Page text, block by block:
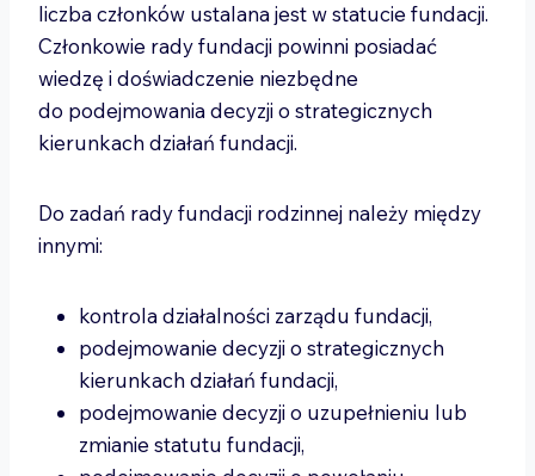
liczba członków ustalana jest w statucie fundacji.
Członkowie rady fundacji powinni posiadać
wiedzę i doświadczenie niezbędne
do podejmowania decyzji o strategicznych
kierunkach działań fundacji.
Do zadań rady fundacji rodzinnej należy między
innymi:
kontrola działalności zarządu fundacji,
podejmowanie decyzji o strategicznych
kierunkach działań fundacji,
podejmowanie decyzji o uzupełnieniu lub
zmianie statutu fundacji,